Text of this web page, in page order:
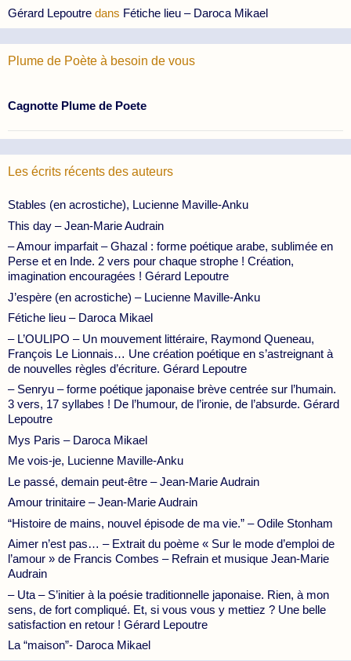
Gérard Lepoutre dans Fétiche lieu – Daroca Mikael
Plume de Poète à besoin de vous
Cagnotte Plume de Poete
Les écrits récents des auteurs
Stables (en acrostiche), Lucienne Maville-Anku
This day – Jean-Marie Audrain
– Amour imparfait – Ghazal : forme poétique arabe, sublimée en
Perse et en Inde. 2 vers pour chaque strophe ! Création,
imagination encouragées ! Gérard Lepoutre
J’espère (en acrostiche) – Lucienne Maville-Anku
Fétiche lieu – Daroca Mikael
– L’OULIPO – Un mouvement littéraire, Raymond Queneau,
François Le Lionnais… Une création poétique en s’astreignant à
de nouvelles règles d’écriture. Gérard Lepoutre
– Senryu – forme poétique japonaise brève centrée sur l’humain.
3 vers, 17 syllabes ! De l’humour, de l’ironie, de l’absurde. Gérard
Lepoutre
Mys Paris – Daroca Mikael
Me vois-je, Lucienne Maville-Anku
Le passé, demain peut-être – Jean-Marie Audrain
Amour trinitaire – Jean-Marie Audrain
“Histoire de mains, nouvel épisode de ma vie.” – Odile Stonham
Aimer n’est pas… – Extrait du poème « Sur le mode d’emploi de
l’amour » de Francis Combes – Refrain et musique Jean-Marie
Audrain
– Uta – S’initier à la poésie traditionnelle japonaise. Rien, à mon
sens, de fort compliqué. Et, si vous vous y mettiez ? Une belle
satisfaction en retour ! Gérard Lepoutre
La “maison”- Daroca Mikael